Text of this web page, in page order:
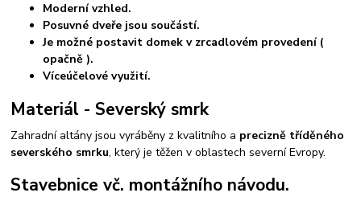
Moderní vzhled.
Posuvné dveře jsou součástí.
Je možné postavit domek v zrcadlovém provedení (
opačně ).
Víceúčelové využití.
Materiál - Severský smrk
Zahradní altány jsou vyráběny z kvalitního a precizně tříděného
severského smrku, který je těžen v oblastech severní Evropy.
Stavebnice vč. montážního návodu.